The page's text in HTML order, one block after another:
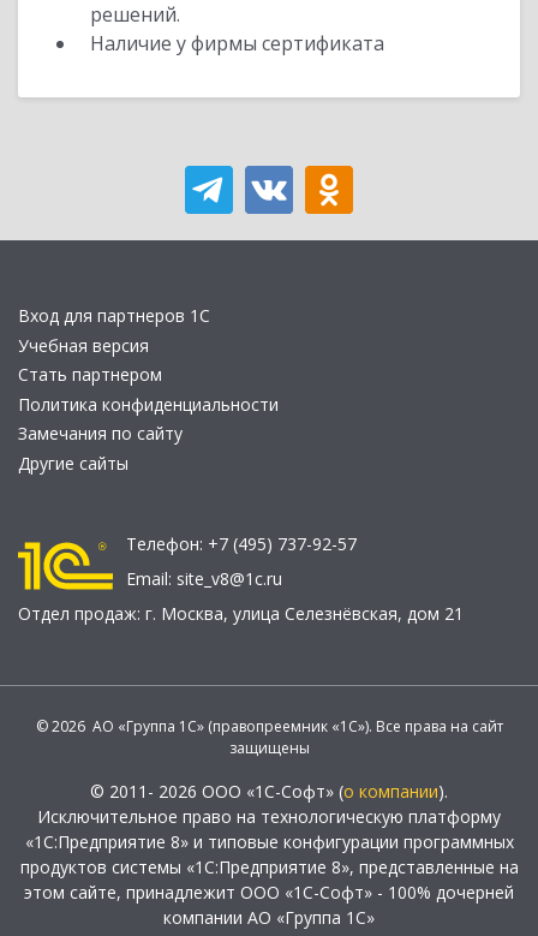
решений.
Наличие у фирмы сертификата
Вход для партнеров 1С
Учебная версия
Стать партнером
Политика конфиденциальности
Замечания по сайту
Другие сайты
Телефон: +7 (495) 737-92-57
Email: site_v8@1c.ru
Отдел продаж: г. Москва, улица Селезнёвская, дом 21
© 2026 АО «Группа 1С» (правопреемник «1С»). Все права на сайт
защищены
© 2011- 2026 ООО «1С-Софт» (о компании).
Исключительное право на технологическую платформу
«1С:Предприятие 8» и типовые конфигурации программных
продуктов системы «1С:Предприятие 8», представленные на
этом сайте, принадлежит ООО «1С-Софт» - 100% дочерней
компании АО «Группа 1С»